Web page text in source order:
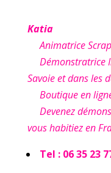
Katia
Animatrice
Démonstratrice
Savoie et dans les
Boutique en
Devenez
vous habitiez en
Tel : 06 35 23